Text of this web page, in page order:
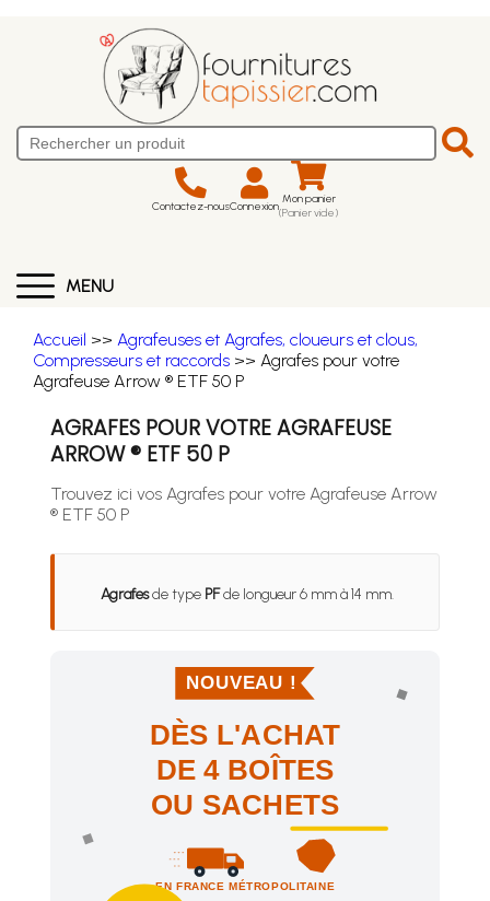
Contactez-nousConnexion Mon panier
(Panier vide)
MENU
Accueil >> Agrafeuses et Agrafes, cloueurs et clous,
Compresseurs et raccords >> Agrafes pour votre
Agrafeuse Arrow ® ETF 50 P
AGRAFES POUR VOTRE AGRAFEUSE
ARROW ® ETF 50 P
Trouvez ici vos Agrafes pour votre Agrafeuse Arrow
® ETF 50 P
Agrafesde type PFde longueur 6 mm à 14 mm.
NOUVEAU !
DÈS L'ACHAT
DE 4 BOÎTES
OU SACHETS
EN FRANCE MÉTROPOLITAINE